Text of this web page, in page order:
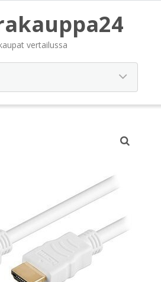
vertailussa